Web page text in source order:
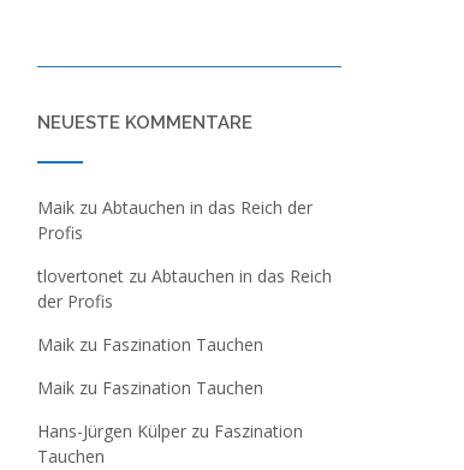
NEUESTE KOMMENTARE
Maikzu Abtauchen in das Reich der
Profis
tlovertonetzu Abtauchen in das Reich
der Profis
Maikzu Faszination Tauchen
Maikzu Faszination Tauchen
Hans-Jürgen Külperzu Faszination
Tauchen